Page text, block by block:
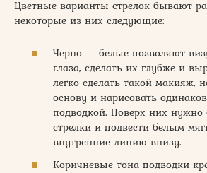
Цветные варианты стрелок бывают
некоторые из них следующие:
Черно — белые позволяют
глаза, сделать их глубже и
легко сделать такой макияж,
основу и нарисовать
подводкой. Поверх них нужно
стрелки и подвести белым
внутренние линию внизу.
Коричневые тона подводки